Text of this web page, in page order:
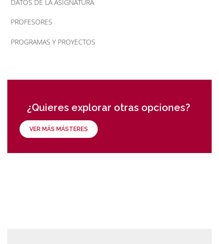
DATOS DE LA ASIGNATURA
PROFESORES
PROGRAMAS Y PROYECTOS
¿Quieres explorar otras opciones?
VER MÁS MÁSTERES